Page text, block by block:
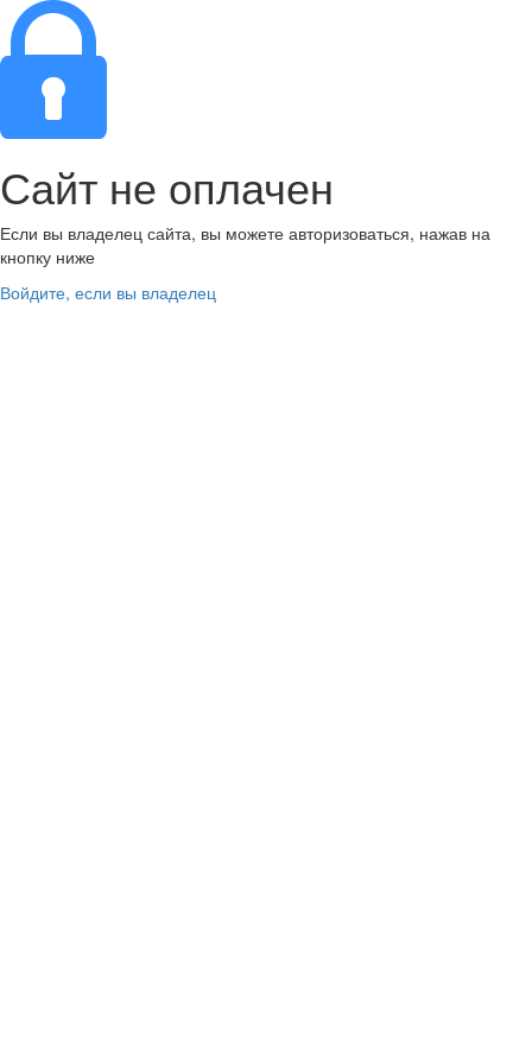
Сайт не оплачен
Если вы владелец сайта, вы можете авторизоваться, нажав на
кнопку ниже
Войдите, если вы владелец